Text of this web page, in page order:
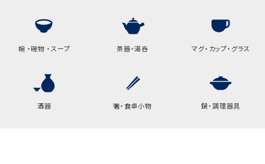
手提げ袋について
ご注文時に、ご希望枚数をご記入ください。
高さ
32.5cm
椀 ・碗物 ・スープ 茶器・湯呑 マグ・カップ・グラス
酒器 箸・食卓小物 鍋・調理器具